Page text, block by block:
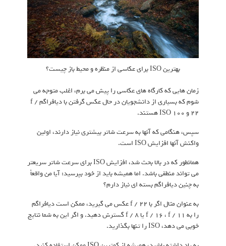
بهترین ISO برای عکاسی از منظره و محیط باز چیست؟
زمان هایی که کارگاه های عکاسی را پیش می برم، اغلب متوجه می
شوم که بسیاری از دانشجویان در حال عکس گرفتن با دیافراگم f /
22 و ISO 100 هستند.
سپس، هنگامی که آنها به سرعت شاتر بیشتری نیاز دارند، اولین
واکنش آنها افزایش ISO است.
همانطور که در بالا بحث شد، افزایش ISO برای سرعت شاتر سریعتر
می تواند منطقی باشد. اما همیشه باید از خود بپرسید: آیا من واقعاً
به چنین دیافراگم بسته ای نیاز دارم؟
به عنوان مثال اگر با f / 22 عکس می گیرید، ممکن است دیافراگم
را به f / 16 ، f / 11 یا f / 8 گسترش دهید. و اگر این به شما نتایج
خوبی می دهد، ISO را تنها بگذارید.